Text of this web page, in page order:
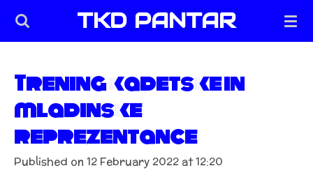
Skip
content
TKD PANTAR
Trening kadetske in
mladinske
reprezentance
Published on 12 February 2022 at 12:20